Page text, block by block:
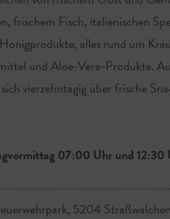
Plusregion
frischem Fisch, italienischen
alles rund um
und Aloe-Vera-Produkte.
vierzehntägig über frische
07:00 Uhr und 12:30
5204 Straßwalchen